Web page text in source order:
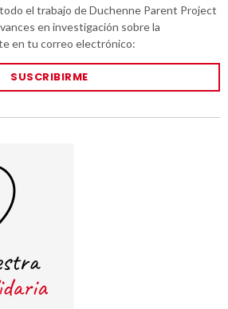
el trabajo de Duchenne Parent Project
en investigación sobre la
en tu correo electrónico:
SUSCRIBIRME